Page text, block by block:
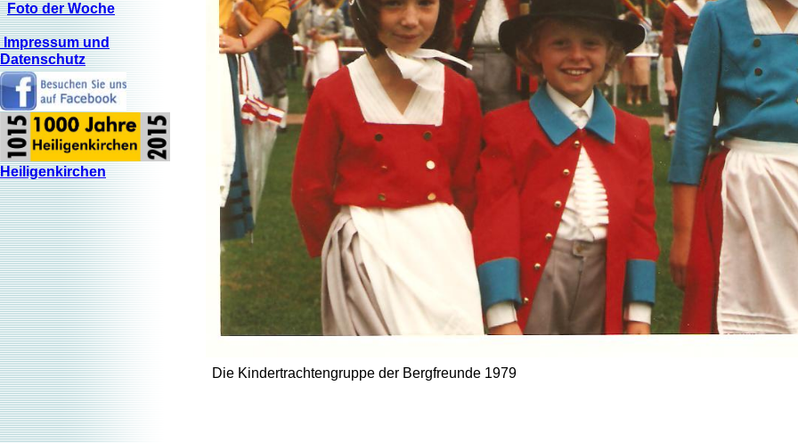
Foto der Woche
Impressum und
Datenschutz
Heiligenkirchen
Die Kindertrachtengruppe der Bergfreunde 1979